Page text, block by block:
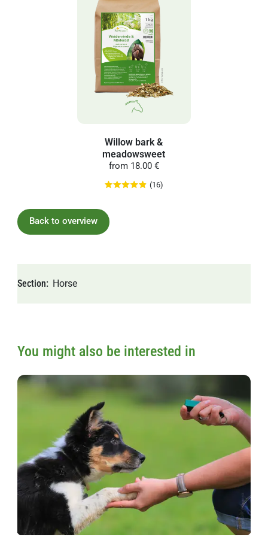
Willow bark &
meadowsweet
from18.00 €
(16)
Section Horse
You might also be interested in
Back to overview